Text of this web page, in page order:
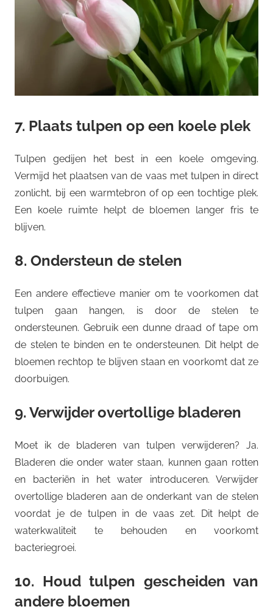
7. Plaats tulpen op een koele plek
Tulpen gedijen het best in een koele omgeving.
Vermijd het plaatsen van de vaas met tulpen in direct
zonlicht, bij een warmtebron of op een tochtige plek.
Een koele ruimte helpt de bloemen langer fris te
blijven.
8. Ondersteun de stelen
Een andere effectieve manier om te voorkomen dat
tulpen gaan hangen, is door de stelen te
ondersteunen. Gebruik een dunne draad of tape om
de stelen te binden en te ondersteunen. Dit helpt de
bloemen rechtop te blijven staan en voorkomt dat ze
doorbuigen.
9. Verwijder overtollige bladeren
Moet ik de bladeren van tulpen verwijderen? Ja.
Bladeren die onder water staan, kunnen gaan rotten
en bacteriën in het water introduceren. Verwijder
overtollige bladeren aan de onderkant van de stelen
voordat je de tulpen in de vaas zet. Dit helpt de
waterkwaliteit te behouden en voorkomt
bacteriegroei.
10. Houd tulpen gescheiden van
andere bloemen